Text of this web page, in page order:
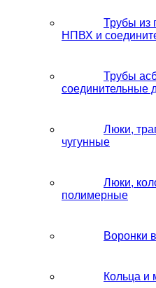
Трубы из
НПВХ и
Трубы
соединительные
Люки,
чугунные
Люки,
полимерные
Воронки
Кольца и